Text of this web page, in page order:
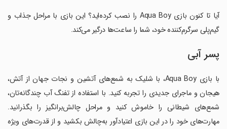
آیا تا کنون بازی Aqua Boy را نصب کرده‌اید؟ این بازی با مراحل جذاب و
گیم‌پلی سرگرم‌کننده خود، شما را ساعت‌ها درگیر می‌کند.
پسر آبی
با بازی Aqua Boy، با شلیک به شمع‌های آتشین و نجات جهان از آتش،
هیجان و ماجرای جدیدی را تجربه کنید. با استفاده از تفنگ آب چندگانه‌تان،
شمع‌های شیطانی را خاموش کنید و مراحل چالش‌برانگیز را بگذرانید.
مهارت‌های خود را در این بازی اعتیادآور به‌چالش بکشید و از قدرت‌های ویژه